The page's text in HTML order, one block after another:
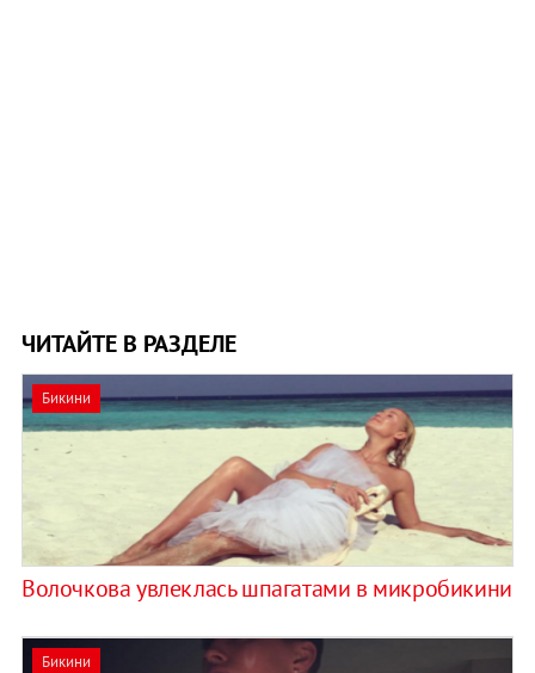
ЧИТАЙТЕ В РАЗДЕЛЕ
Бикини
Волочкова увлеклась шпагатами в микробикини
Бикини